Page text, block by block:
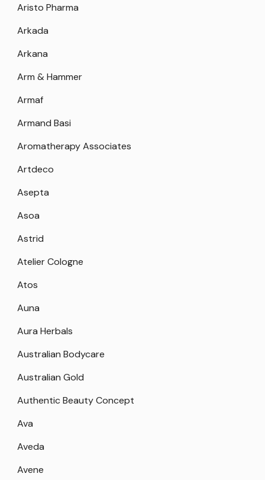
Aristo Pharma
Arkada
Arkana
Arm & Hammer
Armaf
Armand Basi
Aromatherapy Associates
Artdeco
Asepta
Asoa
Astrid
Atelier Cologne
Atos
Auna
Aura Herbals
Australian Bodycare
Australian Gold
Authentic Beauty Concept
Ava
Aveda
Avene